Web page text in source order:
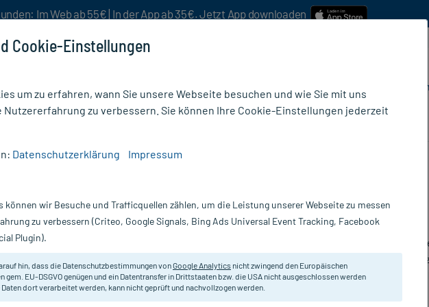
Im Web ab 55€ | In der App ab 35€. Jetzt App downloaden
und saugstark und dadurch
– das gilt meist für
oder Verbandswechseln
es sterile oder unsterile Mullkompressen. Beimycarekönnen Sie die für Sie passenden
Cookie-Einstellungen
um zu erfahren, wann Sie unsere Webseite besuchen und wie Sie mit uns
Nutzererfahrung zu verbessern. Sie können Ihre Cookie-Einstellungen jederzeit
Datenschutzerklärung Impressum
können wir Besuche und Trafficquellen zählen, um die Leistung unserer Webseite zu messen
zu verbessern (Criteo, Google Signals, Bing Ads Universal Event Tracking, Facebook
Plugin).
hin, dass die Datenschutzbestimmungen vonGoogle Analytics nicht zwingend den Europäischen
gem. EU-DSGVO genügen und ein Datentransfer in Drittstaaten bzw. die USA nicht ausgeschlossen werden
Daten dort verarbeitet werden, kann nicht geprüft und nachvollzogen werden.